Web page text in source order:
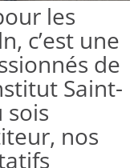
les
c’est une
de
Saint-
sois
nos